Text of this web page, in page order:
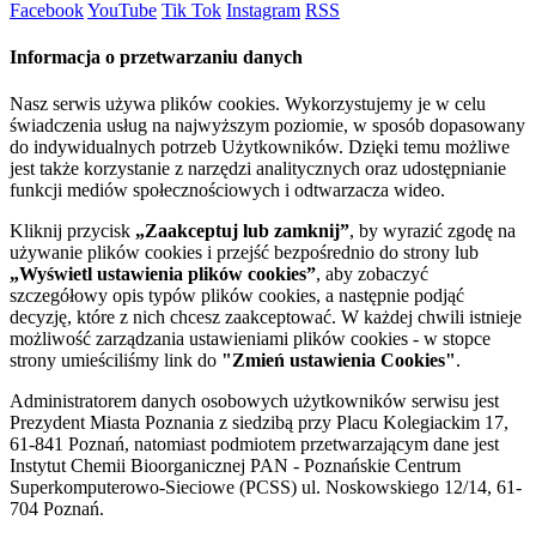
FacebookYouTube Tik Tok Instagram RSS
Informacja o przetwarzaniu danych
Nasz serwis używa plików cookies. Wykorzystujemy je w celu
świadczenia usług na najwyższym poziomie, w sposób dopasowany
do indywidualnych potrzeb Użytkowników. Dzięki temu możliwe
jest także korzystanie z narzędzi analitycznych oraz udostępnianie
funkcji mediów społecznościowych i odtwarzacza wideo.
Kliknij przycisk „Zaakceptuj lub zamknij”, by wyrazić zgodę na
używanie plików cookies i przejść bezpośrednio do strony lub
„Wyświetl ustawienia plików cookies”, aby zobaczyć
szczegółowy opis typów plików cookies, a następnie podjąć
decyzję, które z nich chcesz zaakceptować. W każdej chwili istnieje
możliwość zarządzania ustawieniami plików cookies - w stopce
strony umieściliśmy link do "Zmień ustawienia Cookies".
Administratorem danych osobowych użytkowników serwisu jest
Prezydent Miasta Poznania z siedzibą przy Placu Kolegiackim 17,
61-841 Poznań, natomiast podmiotem przetwarzającym dane jest
Instytut Chemii Bioorganicznej PAN - Poznańskie Centrum
Superkomputerowo-Sieciowe (PCSS) ul. Noskowskiego 12/14, 61-
704 Poznań.